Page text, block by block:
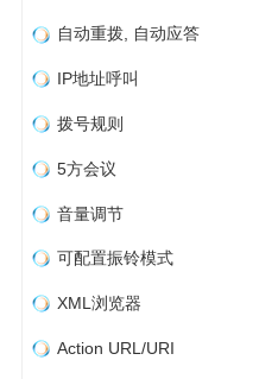
自动重拨, 自动应答
IP地址呼叫
拨号规则
5方会议
音量调节
可配置振铃模式
XML浏览器
Action URL/URI